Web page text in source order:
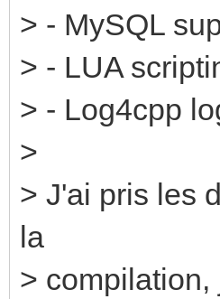
> - MySQL
> - LUA
> - Log4cpp
>
> J'ai pris les
la
>